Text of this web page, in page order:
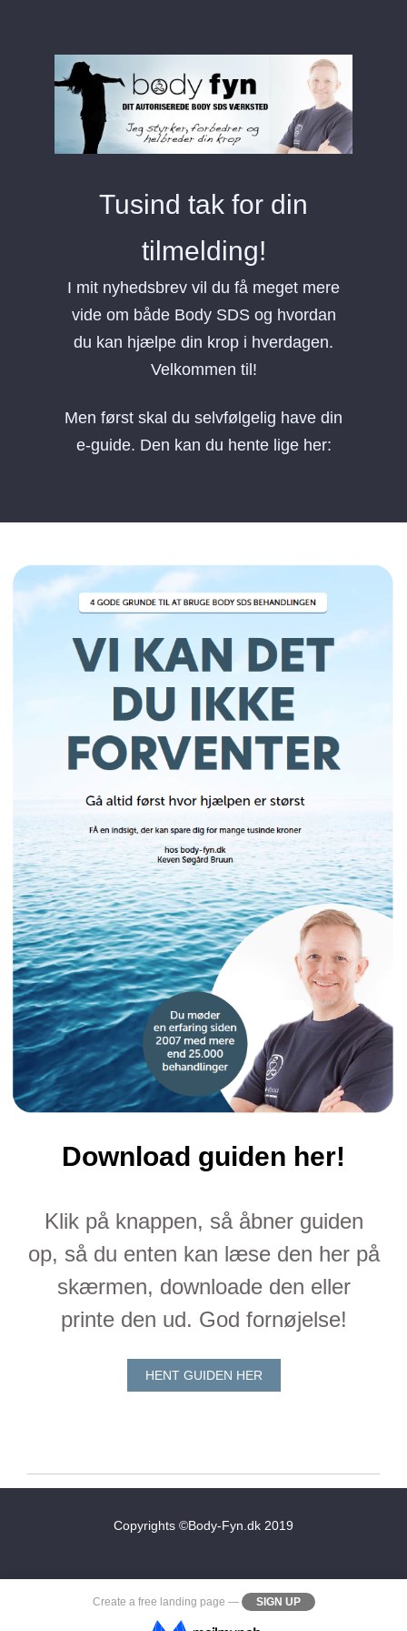
Tusind tak for din
tilmelding!
I mit nyhedsbrev vil du få meget mere
vide om både Body SDS og hvordan
du kan hjælpe din krop i hverdagen.
Velkommen til!
Men først skal du selvfølgelig have din
e-guide. Den kan du hente lige her:
Download guiden her!
Klik på knappen, så åbner guiden
op, så du enten kan læse den her på
skærmen, downloade den eller
printe den ud. God fornøjelse!
HENT GUIDEN HER
Copyrights ©Body-Fyn.dk 2019
Create a free landing page — SIGN UP